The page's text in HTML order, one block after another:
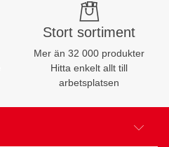
Stort sortiment
Mer än 32 000 produkter
Hitta enkelt allt till
arbetsplatsen